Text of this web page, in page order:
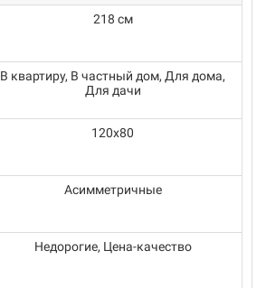
218 см
В квартиру, В частный дом, Для дома,
Для дачи
120x80
Асимметричные
Недорогие, Цена-качество